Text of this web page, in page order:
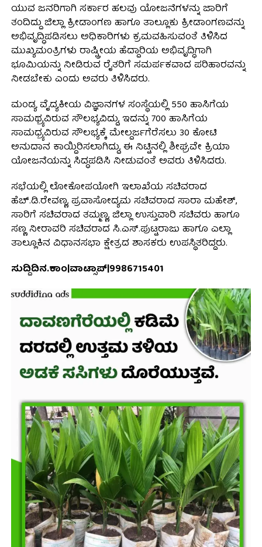
ಯುವ ಜನರಿಗಾಗಿ ಸರ್ಕಾರ ಹಲವು ಯೋಜನೆಗಳನ್ನು ಜಾರಿಗೆ
ತಂದಿದ್ದು ಜಿಲ್ಲಾ ಕ್ರೀಡಾಂಗಣ ಹಾಗೂ ತಾಲ್ಲೂಕು ಕ್ರೀಡಾಂಗಣವನ್ನು
ಅಭಿವೃದ್ಧಿಪಡಿಸಲು ಅಧಿಕಾರಿಗಳು ಕ್ರಮವಹಿಸುವಂತೆ ತಿಳಿಸಿದ
ಮುಖ್ಯಮಂತ್ರಿಗಳು ರಾಷ್ಟ್ರೀಯ ಹೆದ್ದಾರಿಯ ಅಭಿವೃದ್ಧಿಗಾಗಿ
ಭೂಮಿಯನ್ನು ನೀಡಿರುವ ರೈತರಿಗೆ ಸಮರ್ಪಕವಾದ ಪರಿಹಾರವನ್ನು
ನೀಡಬೇಕು ಎಂದು ಅವರು ತಿಳಿಸಿದರು.
ಮಂಡ್ಯ ವೈದ್ಯಕೀಯ ವಿಜ್ಞಾನಗಳ ಸಂಸ್ಥೆಯಲ್ಲಿ 550 ಹಾಸಿಗೆಯ
ಸಾಮಥ್ರ್ಯವಿರುವ ಸೌಲಭ್ಯವಿದ್ದು, ಇದನ್ನು 700 ಹಾಸಿಗೆಯ
ಸಾಮಧ್ರ್ಯವಿರುವ ಸೌಲಭ್ಯಕ್ಕೆ ಮೇಲ್ದರ್ಜಗೆರೆಸಲು 30 ಕೋಟಿ
ಅನುದಾನ ಕಾಯ್ದಿರಿಸಲಾಗಿದ್ದು, ಈ ನಿಟ್ಟಿನಲ್ಲಿ ಶೀಘ್ರವೇ ಕ್ರಿಯಾ
ಯೋಜನೆಯನ್ನು ಸಿದ್ಧಪಡಿಸಿ ನೀಡುವಂತೆ ಅವರು ತಿಳಿಸಿದರು.
ಸಭೆಯಲ್ಲಿ ಲೋಕೋಪಯೋಗಿ ಇಲಾಖೆಯ ಸಚಿವರಾದ
ಹೆಚ್.ಡಿ.ರೇವಣ್ಣ, ಪ್ರವಾಸೋದ್ಯಮ ಸಚಿವರಾದ ಸಾರಾ ಮಹೇಶ್,
ಸಾರಿಗೆ ಸಚಿವರಾದ ತಮ್ಮಣ್ಣ, ಜಿಲ್ಲಾ ಉಸ್ತುವಾರಿ ಸಚಿವರು ಹಾಗೂ
ಸಣ್ಣ ನೀರಾವರಿ ಸಚಿವರಾದ ಸಿ.ಎಸ್.ಪುಟ್ಟರಾಜು ಹಾಗೂ ಎಲ್ಲಾ
ತಾಲ್ಲೂಕಿನ ವಿಧಾನಸಭಾ ಕ್ಷೇತ್ರದ ಶಾಸಕರು ಉಪಸ್ಥಿತರಿದ್ದರು.
ಸುದ್ದಿದಿನ.ಕಾಂ|ವಾಟ್ಸಾಪ್|9986715401